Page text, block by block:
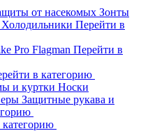
от насекомых Зонты
Перейти в
Pro Flagman Перейти в
в категорию
и куртки Носки
Защитные рукава и